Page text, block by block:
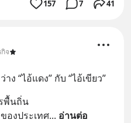
157 7 41
จ
“ไอ้แดง” กับ “ไอ้เขียว”
พื้นถิ่น
องประเทศ... อ่านต่อ